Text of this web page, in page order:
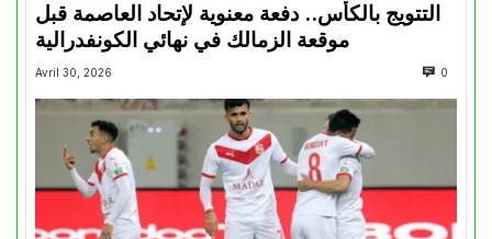
التتويج بالكأس.. دفعة معنوية لإتحاد العاصمة قبل
موقعة الزمالك في نهائي الكونفدرالية
Avril 30, 2026 0